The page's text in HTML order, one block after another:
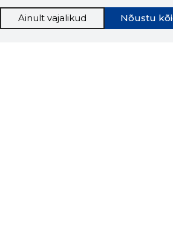
Nõustu
Ainult vajalikud